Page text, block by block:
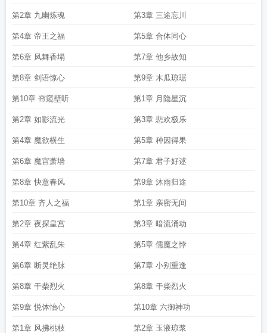
第2章 九幽炼魂 第3章 三途忘川
第4章 帝王之福 第5章 合体同心
第6章 凤舞香塌 第7章 他乡故知
第8章 剑语惊心 第9章 木瓜琼琚
第10章 帘窥壁听 第1章 月隐星沉
第2章 如影流光 第3章 悲欢极乐
第4章 魔欲横生 第5章 种因得果
第6章 魔宫萧墙 第7章 君子好逑
第8章 快意春风 第9章 沐雨归途
第10章 齐人之福 第1章 亲密无间
第2章 夜探皇宫 第3章 暗流涌动
第4章 红紫乱朱 第5章 儒魔之悖
第6章 断灵绝脉 第7章 小别重逢
第8章 干柴烈火 第8章 干柴烈火
第9章 悦体怡心 第10章 六御神功
第1章 风拂桃枝 第2章 玉液琼浆